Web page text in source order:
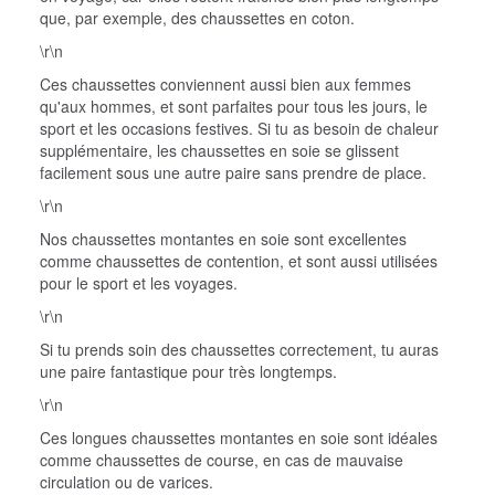
que, par exemple, des chaussettes en coton.
\r\n
Ces chaussettes conviennent aussi bien aux femmes
qu'aux hommes, et sont parfaites pour tous les jours, le
sport et les occasions festives. Si tu as besoin de chaleur
supplémentaire, les chaussettes en soie se glissent
facilement sous une autre paire sans prendre de place.
\r\n
Nos chaussettes montantes en soie sont excellentes
comme chaussettes de contention, et sont aussi utilisées
pour le sport et les voyages.
\r\n
Si tu prends soin des chaussettes correctement, tu auras
une paire fantastique pour très longtemps.
\r\n
Ces longues chaussettes montantes en soie sont idéales
comme chaussettes de course, en cas de mauvaise
circulation ou de varices.